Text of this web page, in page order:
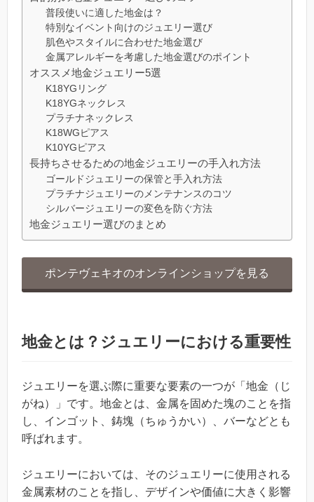
普段使いに適した地金は？
特別なイベント向けのジュエリー選び
肌色やスタイルに合わせた地金選び
金属アレルギーを考慮した地金選びのポイント
オススメ地金ジュエリー5選
K18YGリング
K18YGネックレス
プラチナネックレス
K18WGピアス
K10YGピアス
長持ちさせるための地金ジュエリーの手入れ方法
ゴールドジュエリーの保管と手入れ方法
プラチナジュエリーのメンテナンスのコツ
シルバージュエリーの変色を防ぐ方法
地金ジュエリー選びのまとめ
ポンテヴェキオのオンラインショップを見る
地金とは？ジュエリーにおける重要性
ジュエリーを選ぶ際に重要な要素の一つが「地金（じ
がね）」です。地金とは、金属を固めた塊のことを指
し、インゴット、鋳塊（ちゅうかい）、バーなどとも
呼ばれます。
ジュエリーにおいては、そのジュエリーに使用される
金属素材のことを指し、デザインや価値に大きく影響